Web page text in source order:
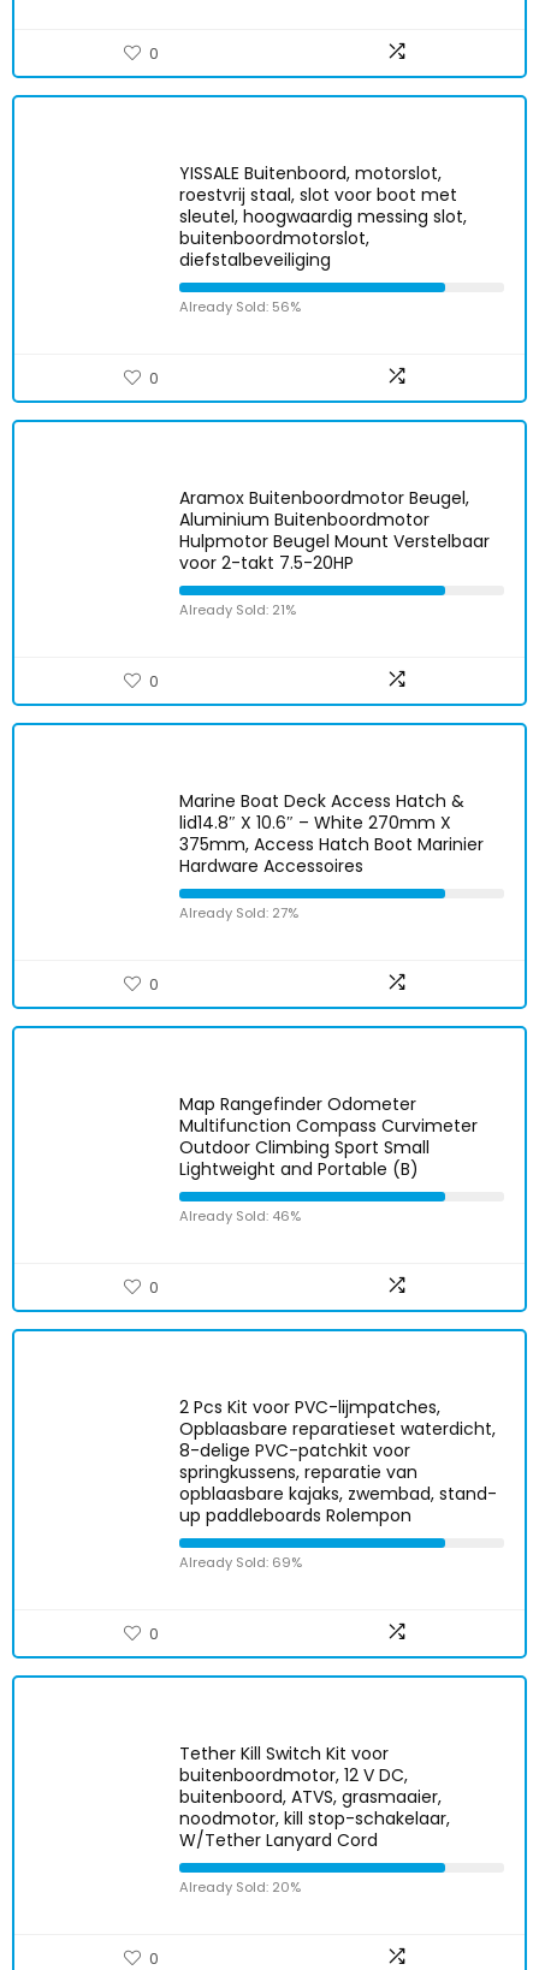
0
YISSALE Buitenboord, motorslot,
roestvrij staal, slot voor boot met
sleutel, hoogwaardig messing slot,
buitenboordmotorslot,
diefstalbeveiliging
Already Sold: 56%
0
Aramox Buitenboordmotor Beugel,
Aluminium Buitenboordmotor
Hulpmotor Beugel Mount Verstelbaar
voor 2-takt 7.5-20HP
Already Sold: 21%
0
Marine Boat Deck Access Hatch &
lid14.8″ X 10.6″ – White 270mm X
375mm, Access Hatch Boot Marinier
Hardware Accessoires
Already Sold: 27%
0
Map Rangefinder Odometer
Multifunction Compass Curvimeter
Outdoor Climbing Sport Small
Lightweight and Portable (B)
Already Sold: 46%
0
2 Pcs Kit voor PVC-lijmpatches,
Opblaasbare reparatieset waterdicht,
8-delige PVC-patchkit voor
springkussens, reparatie van
opblaasbare kajaks, zwembad, stand-
up paddleboards Rolempon
Already Sold: 69%
0
Tether Kill Switch Kit voor
buitenboordmotor, 12 V DC,
buitenboord, ATVS, grasmaaier,
noodmotor, kill stop-schakelaar,
W/Tether Lanyard Cord
Already Sold: 20%
0